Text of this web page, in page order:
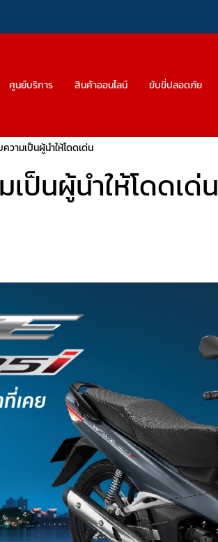
ศูนย์บริการ สินค้าออนไลน์ ขับขี่ปลอดภัย
วามเป็นผู้นำให้โดดเด่น
เป็นผู้นำให้โดดเด่น